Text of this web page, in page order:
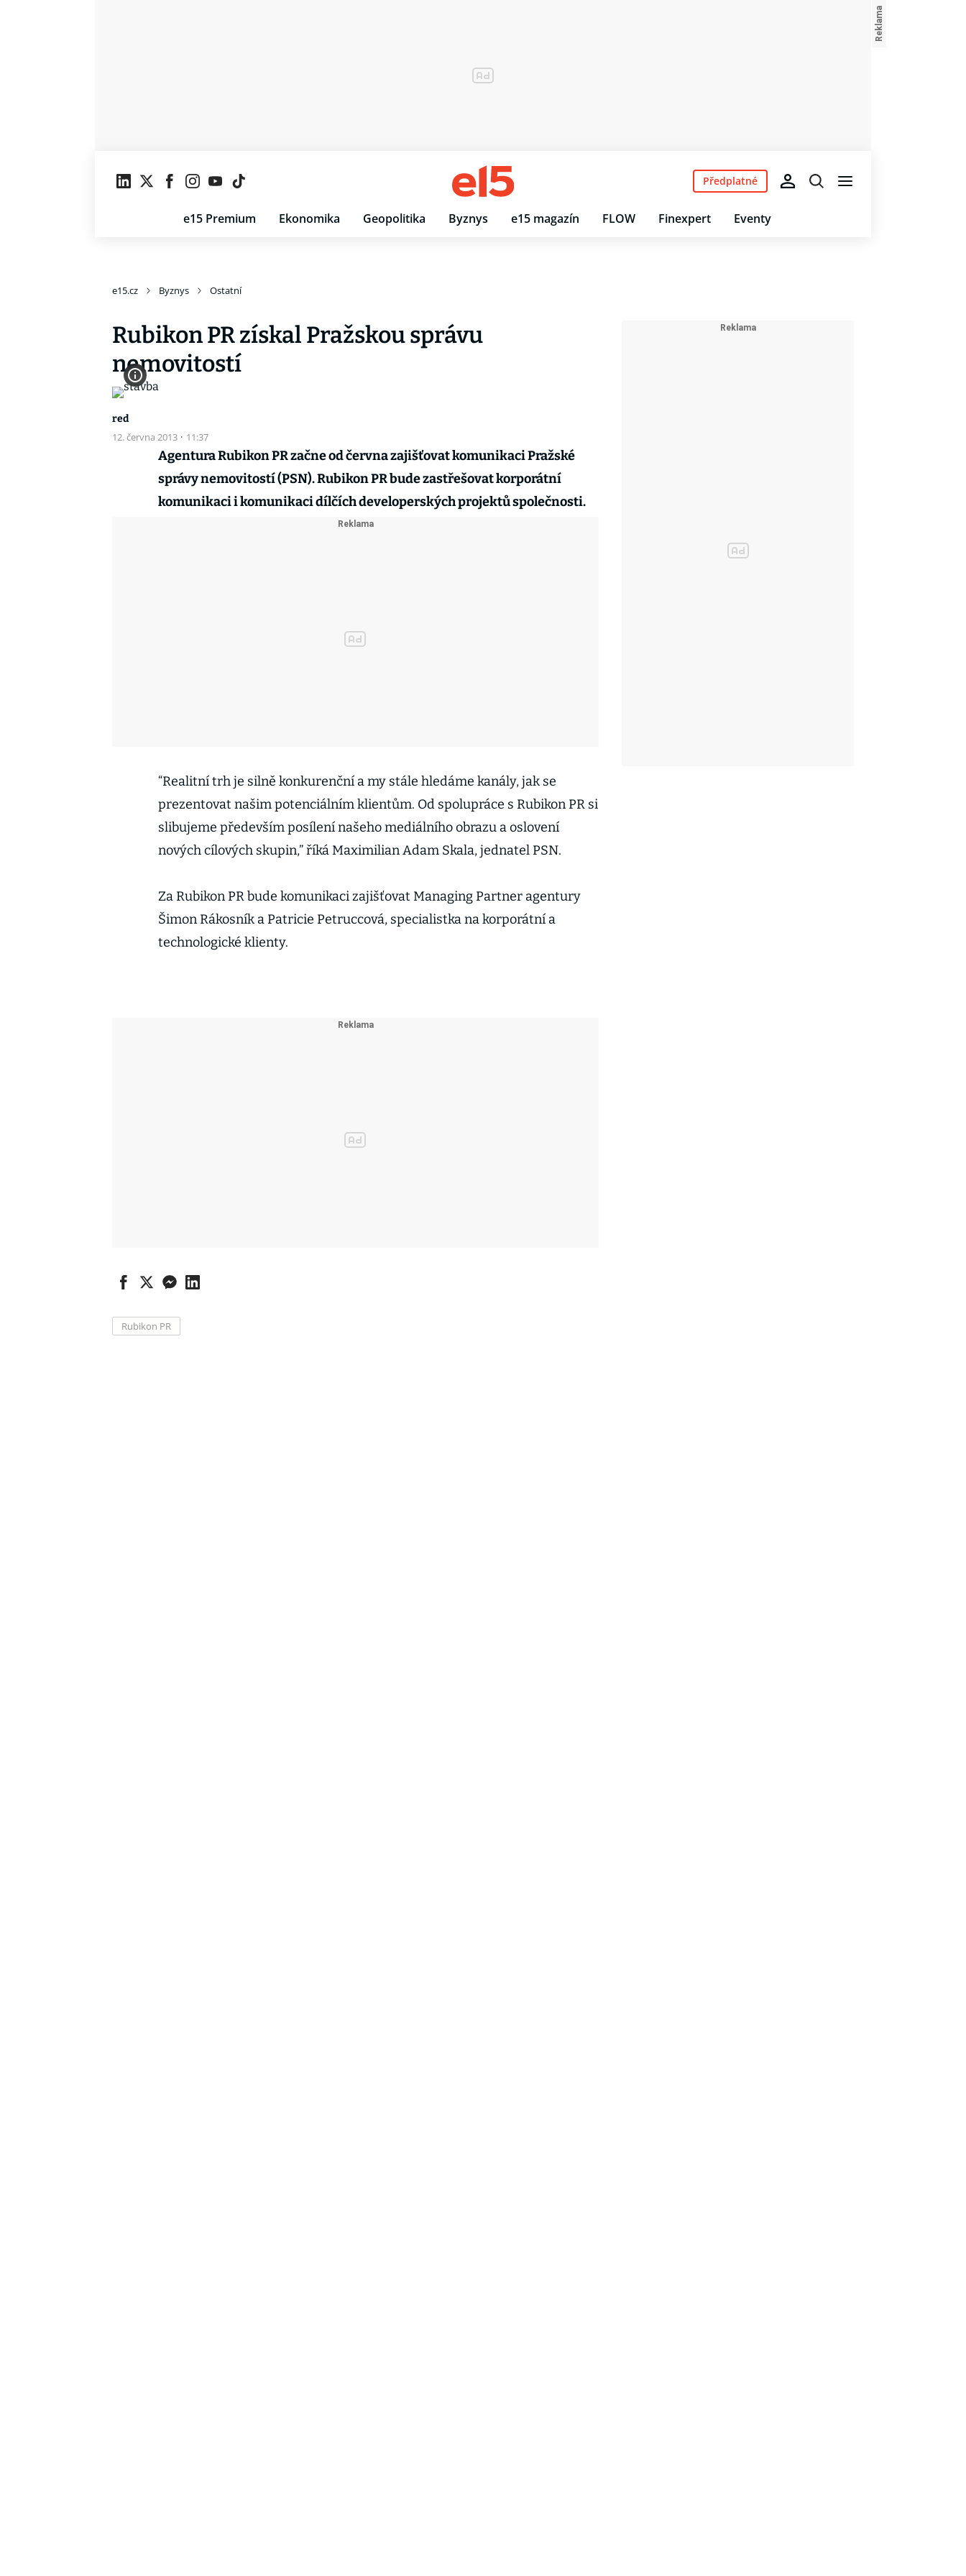
e15 Premium Ekonomika Geopolitika Byznys e15 magazín FLOW Finexpert Eventy
Předplatné
e15.cz Byznys Ostatní
Rubikon PR získal Pražskou správu
nemovitostí
red
12. června 2013 · 11:37
Agentura Rubikon PR začne od června zajišťovat komunikaci Pražské
správy nemovitostí (PSN). Rubikon PR bude zastřešovat korporátní
komunikaci i komunikaci dílčích developerských projektů společnosti.
“Realitní trh je silně konkurenční a my stále hledáme kanály, jak se
prezentovat našim potenciálním klientům. Od spolupráce s Rubikon PR si
slibujeme především posílení našeho mediálního obrazu a oslovení
nových cílových skupin,” říká Maximilian Adam Skala, jednatel PSN.
Za Rubikon PR bude komunikaci zajišťovat Managing Partner agentury
Šimon Rákosník a Patricie Petruccová, specialistka na korporátní a
technologické klienty.
Rubikon PR